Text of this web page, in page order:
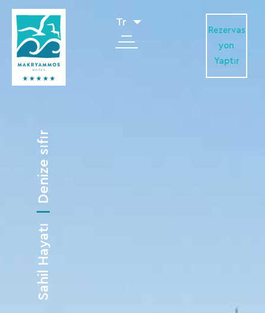
Tr
Rezervas
yon
Yaptır
Sahil Hayatı
Denize sıfır